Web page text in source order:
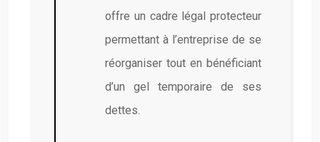
offre un cadre légal protecteur
permettant à l’entreprise de se
réorganiser tout en bénéficiant
d’un gel temporaire de ses
dettes.